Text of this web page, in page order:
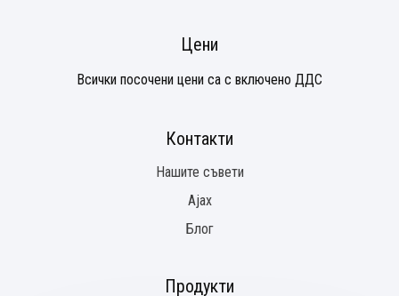
Контакти
Нашите съвети
Ajax
Блог
Продукти
Цени
Всички посочени цени са с включено ДДС